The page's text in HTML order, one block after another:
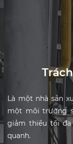
Hưng Phát luôn
môi trường làm
gắn kết giữa các
triển vững chắc